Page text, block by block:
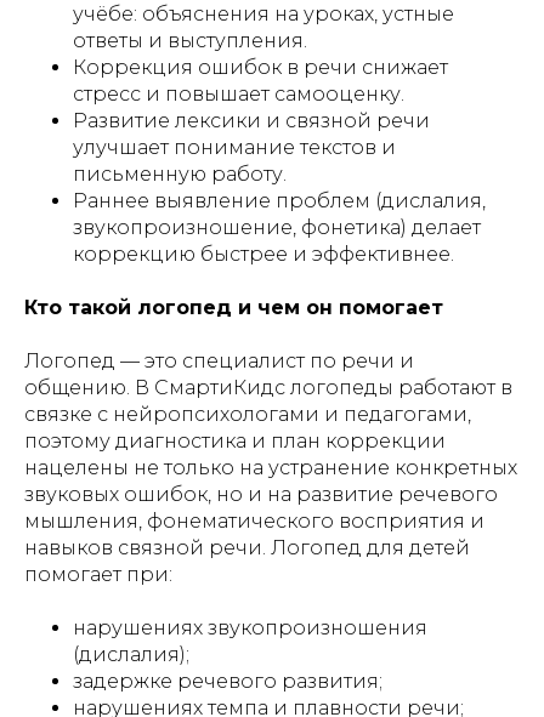
учёбе: объяснения на уроках, устные
ответы и выступления.
Коррекция ошибок в речи снижает
стресс и повышает самооценку.
Развитие лексики и связной речи
улучшает понимание текстов и
письменную работу.
Раннее выявление проблем (дислалия,
звукопроизношение, фонетика) делает
коррекцию быстрее и эффективнее.
Кто такой логопед и чем он помогает
Логопед — это специалист по речи и
общению. В СмартиКидс логопеды работают в
связке с нейропсихологами и педагогами,
поэтому диагностика и план коррекции
нацелены не только на устранение конкретных
звуковых ошибок, но и на развитие речевого
мышления, фонематического восприятия и
навыков связной речи. Логопед для детей
помогает при:
нарушениях звукопроизношения
(дислалия);
задержке речевого развития;
нарушениях темпа и плавности речи;